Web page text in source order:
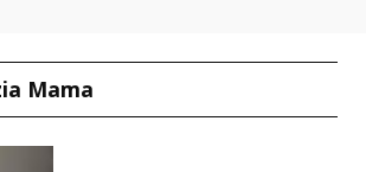
Mama